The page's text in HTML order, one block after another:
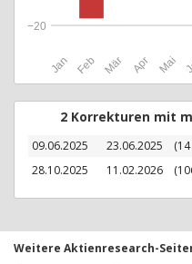
Jan Feb Mär Apr Mai
−20
2 Korrekturen mit
09.06.2025 23.06.2025
28.10.2025
11.02.2026
Weitere Aktienresearch-